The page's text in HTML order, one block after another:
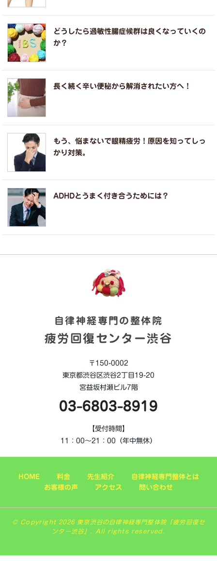
どうしたら過敏性腸症候群は良くなっていくの
か？
長く続く辛い便秘から解消されたい方へ！
もう、悩まないで眼精疲労！原因を知ってしっ
かり対策。
ADHDとうまく付き合うためには？
自律神経専門の整体院
疲労回復センター渋谷
〒150-0002
東京都渋谷区渋谷2丁目19-20
宮益坂村瀬ビル7階
03-6803-8919
【受付時間】
11：00～21：00（年中無休）
HOME 料金 先生紹介
自律神経専門整体とは
お客様の声
アクセス 問い合わせ
© Copyright 2026 東京渋谷の自律神経専門整体院「疲労回復セ
ンター渋谷」. All rights reserved.